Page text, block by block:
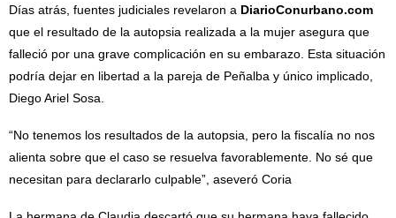
Días atrás, fuentes judiciales revelaron a DiarioConurbano.com
que el resultado de la autopsia realizada a la mujer asegura que
falleció por una grave complicación en su embarazo. Esta situación
podría dejar en libertad a la pareja de Peñalba y único implicado,
Diego Ariel Sosa.
“No tenemos los resultados de la autopsia, pero la fiscalía no nos
alienta sobre que el caso se resuelva favorablemente. No sé que
necesitan para declararlo culpable”, aseveró Coria